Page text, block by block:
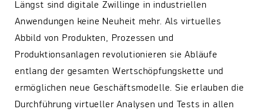
Längst sind digitale Zwillinge in industriellen
Anwendungen keine Neuheit mehr. Als virtuelles
Abbild von Produkten, Prozessen und
Produktionsanlagen revolutionieren sie Abläufe
entlang der gesamten Wertschöpfungskette und
ermöglichen neue Geschäftsmodelle. Sie erlauben die
Durchführung virtueller Analysen und Tests in allen